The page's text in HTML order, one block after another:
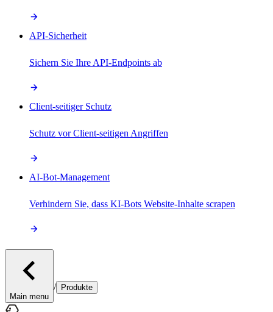
API-Sicherheit
Sichern Sie Ihre API-Endpoints ab
Client-seitiger Schutz
Schutz vor Client-seitigen Angriffen
AI-Bot-Management
Verhindern Sie, dass KI-Bots Website-Inhalte scrapen
Main menu
/ Produkte